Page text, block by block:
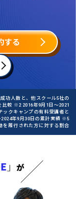
する
功人数と、他スクール5社の
較 ※2 2016年9月1日〜2021
クキャンプの有料受講者と
年9月30日の累計実績 ※5
を履行された方に対する割合